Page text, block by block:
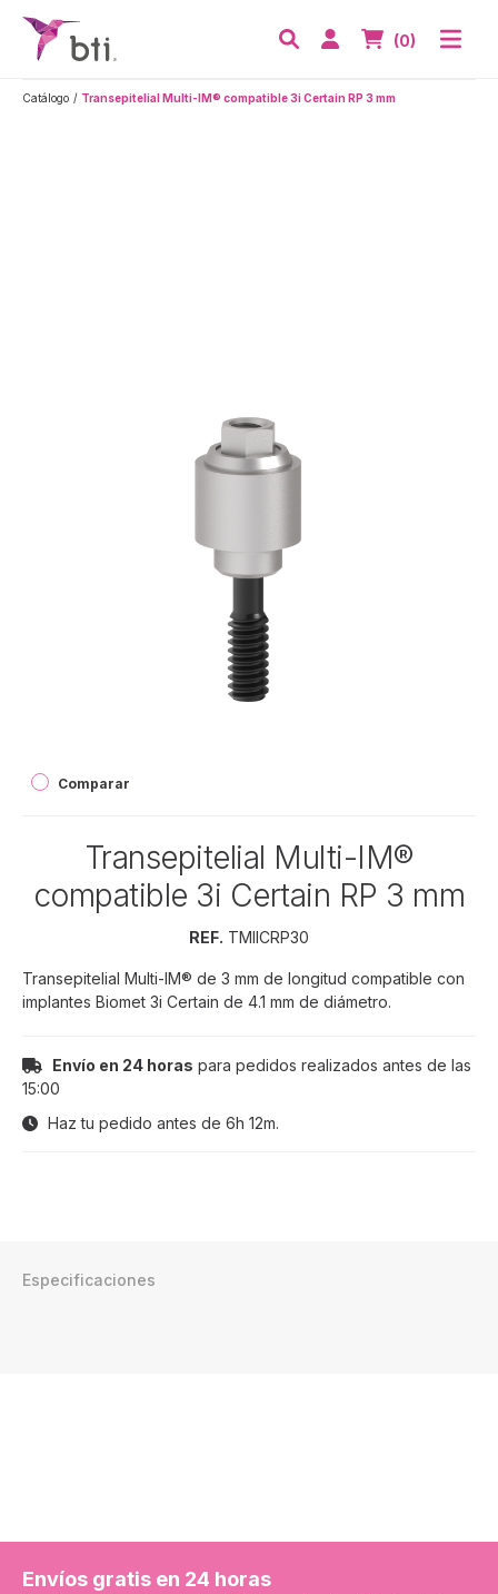
BTI - Human Tecnology
Acceder
Nº de
(0)
Catálogo Transepitelial Multi-IM® compatible 3i Certain RP 3 mm
Comparar
Transepitelial Multi-IM®
compatible 3i Certain RP 3 mm
REF. TMIICRP30
Transepitelial Multi-IM® de 3 mm de longitud compatible con
implantes Biomet 3i Certain de 4.1 mm de diámetro.
Envío en 24 horas para pedidos realizados antes de las
15:00
Haz tu pedido antes de 6h 12m.
Especificaciones
Envíos gratis en 24 horas